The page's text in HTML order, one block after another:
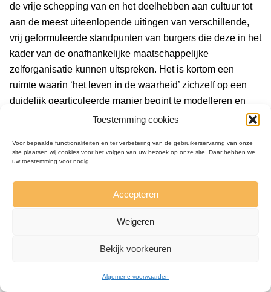
Toestemming cookies
Voor bepaalde functionaliteiten en ter verbetering van de gebruikerservaring van onze
site plaatsen wij cookies voor het volgen van uw bezoek op onze site. Daar hebben we
uw toestemming voor nodig.
Accepteren
Weigeren
Bekijk voorkeuren
Algemene voorwaarden
de vrije schepping van en het deelhebben aan cultuur tot
aan de meest uiteenlopende uitingen van verschillende,
vrij geformuleerde standpunten van burgers die deze in het
kader van de onafhankelijke maatschappelijke
zelforganisatie kunnen uitspreken. Het is kortom een
ruimte waarin ‘het leven in de waarheid’ zichzelf op een
duidelijk gearticuleerde manier begint te modelleren en
zichzelf zichtbaar begint te verwerkelijken.
Met recht kan mij nu de vraag worden gesteld: en wat dan?
De scepsis tegenover slechts a priori bedachte
constructies van alternatieve politieke modellen en
tegenover het blinde vertrouwen in de zaligheid van de
van systemen leiden, is natuurlijk geen scepsis tegenover
een zekere vorm van politiek denken in het algemeen – en
op de mensen richt, betekent niet dat ik niet het recht heb